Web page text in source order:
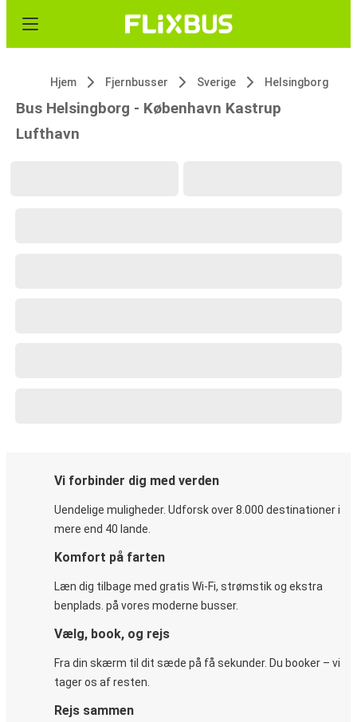
Hjem Fjernbusser Sverige Helsingborg
Bus Helsingborg - København Kastrup
Lufthavn
Vi forbinder dig med verden
Uendelige muligheder. Udforsk over 8.000 destinationer i
mere end 40 lande.
Komfort på farten
Læn dig tilbage med gratis Wi-Fi, strømstik og ekstra
benplads. på vores moderne busser.
Vælg, book, og rejs
Fra din skærm til dit sæde på få sekunder. Du booker – vi
tager os af resten.
Rejs sammen